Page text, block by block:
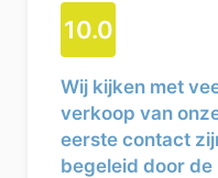
10.0
Wij kijken met
verkoop van
eerste contact
begeleid door de